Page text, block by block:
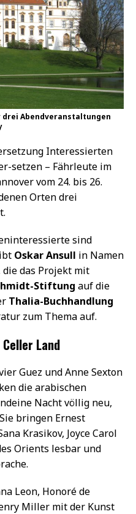
drei Abendveranstaltungen
Interessierten
setzen – Fährleute im
vom 24. bis 26.
Orten drei
sind
Oskar Ansull in Namen
die das Projekt mit
Stiftung auf die
Thalia-Buchhandlung
zum Thema auf.
Land
Guez und Anne Sexton
die arabischen
Nacht völlig neu,
bringen Ernest
Krasikov, Joyce Carol
Orients lesbar und
Leon, Honoré de
Miller mit der Kunst